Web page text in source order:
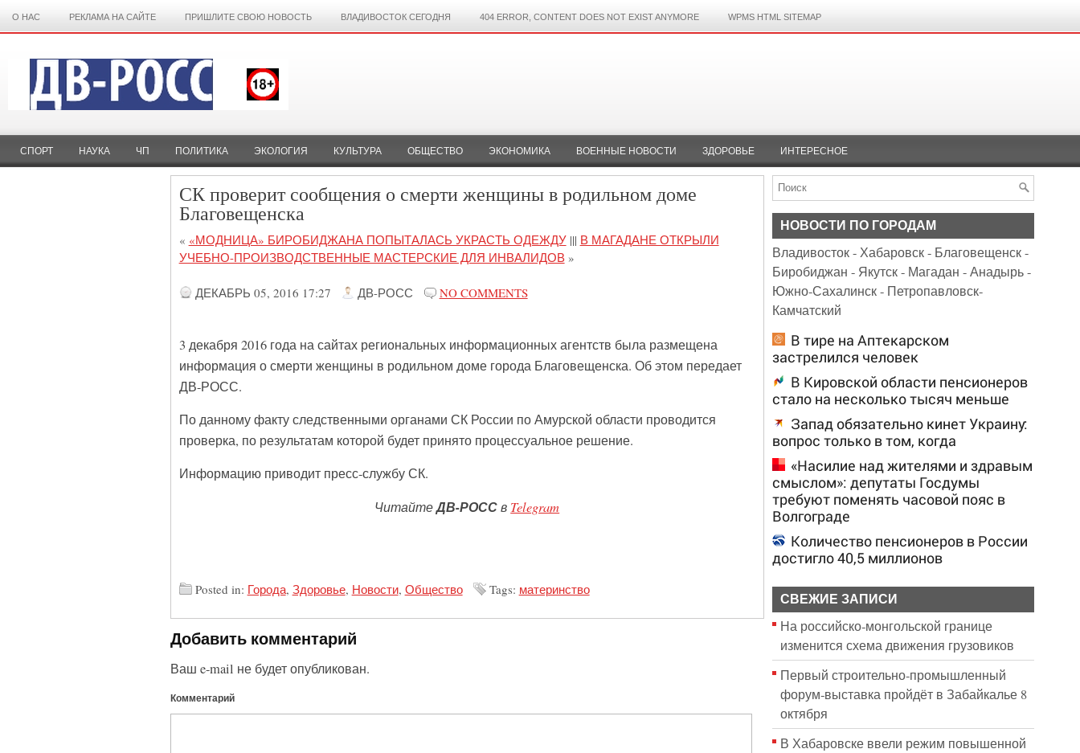
О НАС РЕКЛАМА НА САЙТЕ ПРИШЛИТЕ СВОЮ НОВОСТЬ ВЛАДИВОСТОК СЕГОДНЯ 404 ERROR, CONTENT DOES NOT EXIST ANYMORE WPMS HTML SITEMAP
СПОРТ НАУКА ЧП ПОЛИТИКА ЭКОЛОГИЯ КУЛЬТУРА ОБЩЕСТВО ЭКОНОМИКА ВОЕННЫЕ НОВОСТИ ЗДОРОВЬЕ ИНТЕРЕСНОЕ
СК проверит сообщения о смерти женщины в родильном доме
Благовещенска
« «МОДНИЦА» БИРОБИДЖАНА ПОПЫТАЛАСЬ УКРАСТЬ ОДЕЖДУ||| В МАГАДАНЕ ОТКРЫЛИ
УЧЕБНО-ПРОИЗВОДСТВЕННЫЕ МАСТЕРСКИЕ ДЛЯ ИНВАЛИДОВ»
ДЕКАБРЬ 05, 2016 17:27 ДВ-РОСС NO COMMENTS
3 декабря 2016 года на сайтах региональных информационных агентств была размещена
информация о смерти женщины в родильном доме города Благовещенска. Об этом передает
ДВ-РОСС.
По данному факту следственными органами СК России по Амурской области проводится
проверка, по результатам которой будет принято процессуальное решение.
Информацию приводит пресс-службу СК.
ЧитайтеДВ-РОССв Telegram
Posted in: Города, Здоровье, Новости, Общество Tags: материнство
Добавить комментарий
Ваш e-mail не будет опубликован.
Комментарий
НОВОСТИ ПО ГОРОДАМ
Владивосток-Хабаровск- Благовещенск-
Биробиджан - Якутск- Магадан -Анадырь-
Южно-Сахалинск- Петропавловск-
Камчатский
В тире на Аптекарском
застрелился человек
В Кировской области пенсионеров
стало на несколько тысяч меньше
Запад обязательно кинет Украину:
вопрос только в том, когда
«Насилие над жителями и здравым
смыслом»: депутаты Госдумы
требуют поменять часовой пояс в
Волгограде
Количество пенсионеров в России
достигло 40,5 миллионов
СВЕЖИЕ ЗАПИСИ
На российско‑монгольской границе
изменится схема движения грузовиков
Первый строительно‑промышленный
форум‑выставка пройдёт в Забайкалье 8
октября
В Хабаровске ввели режим повышенной